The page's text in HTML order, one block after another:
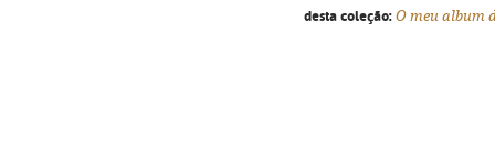
desta coleção: O meu album